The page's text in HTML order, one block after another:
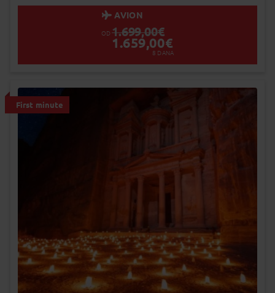
AVION
OD 1.699,00€
1.659,00€
8 DANA
First minute